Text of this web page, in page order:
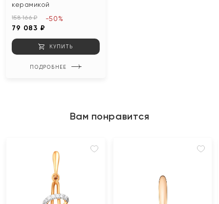
керамикой
158 166 ₽
79 083 ₽
-50%
КУПИТЬ
ПОДРОБНЕЕ
Вам понравится